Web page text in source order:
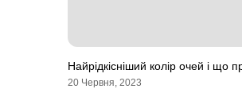
Найрідкісніший колір очей і що
20 Червня, 2023